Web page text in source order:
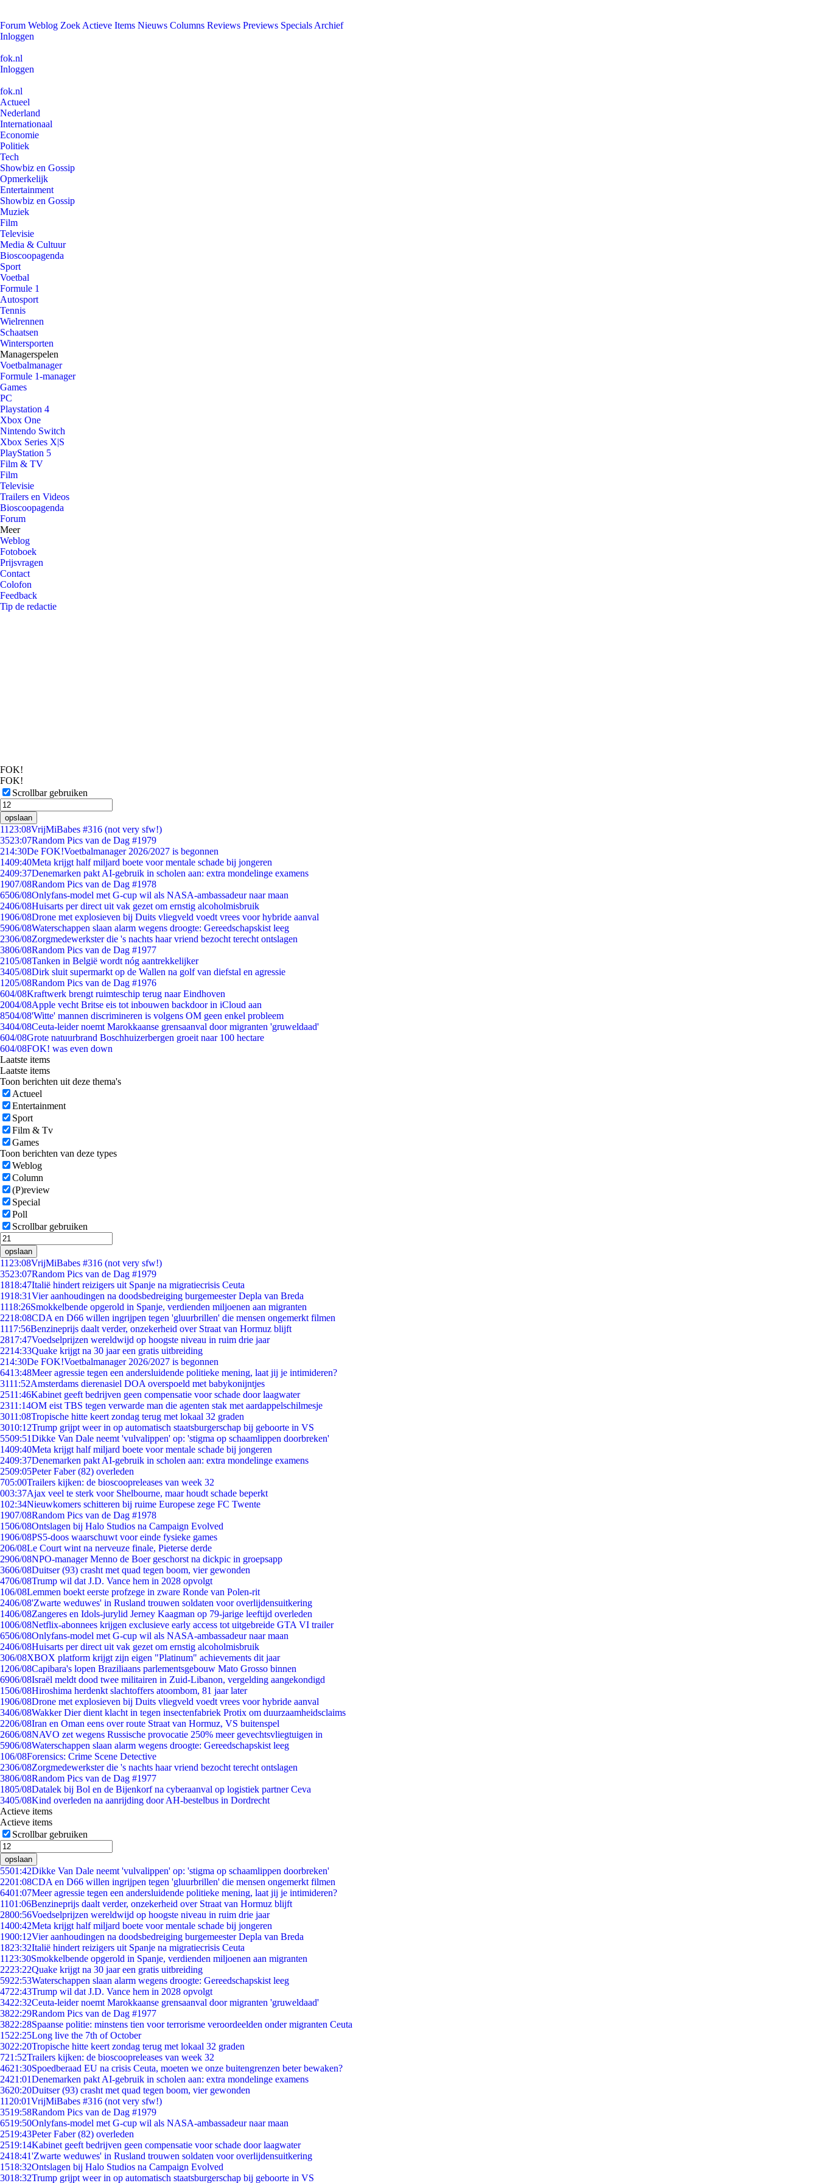
Forum Weblog Zoek Actieve Items Nieuws Columns Reviews Previews Specials Archief
Inloggen
fok.nl
Inloggen
fok.nl
Actueel
Nederland
Internationaal
Economie
Politiek
Tech
Showbiz en Gossip
Opmerkelijk
Entertainment
Showbiz en Gossip
Muziek
Film
Televisie
Media & Cultuur
Bioscoopagenda
Sport
Voetbal
Formule 1
Autosport
Tennis
Wielrennen
Schaatsen
Wintersporten
Managerspelen
Voetbalmanager
Formule 1-manager
Games
PC
Playstation 4
Xbox One
Nintendo Switch
Xbox Series X|S
PlayStation 5
Film & TV
Film
Televisie
Trailers en Videos
Bioscoopagenda
Forum
Meer
Weblog
Fotoboek
Prijsvragen
Contact
Colofon
Feedback
Tip de redactie
FOK!
FOK!
Scrollbar gebruiken
opslaan
11 23:08VrijMiBabes #316 (not very sfw!)
3523:07Random Pics van de Dag #1979
214:30De FOK!Voetbalmanager 2026/2027 is begonnen
1409:40Meta krijgt half miljard boete voor mentale schade bij jongeren
2409:37Denemarken pakt AI-gebruik in scholen aan: extra mondelinge examens
1907/08Random Pics van de Dag #1978
6506/08Onlyfans-model met G-cup wil als NASA-ambassadeur naar maan
2406/08Huisarts per direct uit vak gezet om ernstig alcoholmisbruik
1906/08Drone met explosieven bij Duits vliegveld voedt vrees voor hybride aanval
5906/08Waterschappen slaan alarm wegens droogte: Gereedschapskist leeg
2306/08Zorgmedewerkster die 's nachts haar vriend bezocht terecht ontslagen
3806/08Random Pics van de Dag #1977
2105/08Tanken in België wordt nóg aantrekkelijker
3405/08Dirk sluit supermarkt op de Wallen na golf van diefstal en agressie
1205/08Random Pics van de Dag #1976
604/08Kraftwerk brengt ruimteschip terug naar Eindhoven
2004/08Apple vecht Britse eis tot inbouwen backdoor in iCloud aan
8504/08'Witte' mannen discrimineren is volgens OM geen enkel probleem
3404/08Ceuta-leider noemt Marokkaanse grensaanval door migranten 'gruweldaad'
604/08Grote natuurbrand Boschhuizerbergen groeit naar 100 hectare
604/08FOK! was even down
Laatste items
Laatste items
Toon berichten uit deze thema's
Actueel
Entertainment
Sport
Film & Tv
Games
Toon berichten van deze types
Weblog
Column
(P)review
Special
Poll
Scrollbar gebruiken
opslaan
11 23:08VrijMiBabes #316 (not very sfw!)
3523:07Random Pics van de Dag #1979
1818:47Italië hindert reizigers uit Spanje na migratiecrisis Ceuta
1918:31Vier aanhoudingen na doodsbedreiging burgemeester Depla van Breda
1118:26Smokkelbende opgerold in Spanje, verdienden miljoenen aan migranten
2218:08CDA en D66 willen ingrijpen tegen 'gluurbrillen' die mensen ongemerkt filmen
1117:56Benzineprijs daalt verder, onzekerheid over Straat van Hormuz blijft
2817:47Voedselprijzen wereldwijd op hoogste niveau in ruim drie jaar
2214:33Quake krijgt na 30 jaar een gratis uitbreiding
214:30De FOK!Voetbalmanager 2026/2027 is begonnen
6413:48Meer agressie tegen een andersluidende politieke mening, laat jij je intimideren?
3111:52Amsterdams dierenasiel DOA overspoeld met babykonijntjes
2511:46Kabinet geeft bedrijven geen compensatie voor schade door laagwater
2311:14OM eist TBS tegen verwarde man die agenten stak met aardappelschilmesje
3011:08Tropische hitte keert zondag terug met lokaal 32 graden
3010:12Trump grijpt weer in op automatisch staatsburgerschap bij geboorte in VS
5509:51Dikke Van Dale neemt 'vulvalippen' op: 'stigma op schaamlippen doorbreken'
1409:40Meta krijgt half miljard boete voor mentale schade bij jongeren
2409:37Denemarken pakt AI-gebruik in scholen aan: extra mondelinge examens
2509:05Peter Faber (82) overleden
705:00Trailers kijken: de bioscoopreleases van week 32
003:37Ajax veel te sterk voor Shelbourne, maar houdt schade beperkt
102:34Nieuwkomers schitteren bij ruime Europese zege FC Twente
1907/08Random Pics van de Dag #1978
1506/08Ontslagen bij Halo Studios na Campaign Evolved
1906/08PS5-doos waarschuwt voor einde fysieke games
206/08Le Court wint na nerveuze finale, Pieterse derde
2906/08NPO-manager Menno de Boer geschorst na dickpic in groepsapp
3606/08Duitser (93) crasht met quad tegen boom, vier gewonden
4706/08Trump wil dat J.D. Vance hem in 2028 opvolgt
106/08Lemmen boekt eerste profzege in zware Ronde van Polen-rit
2406/08'Zwarte weduwes' in Rusland trouwen soldaten voor overlijdensuitkering
1406/08Zangeres en Idols-jurylid Jerney Kaagman op 79-jarige leeftijd overleden
1006/08Netflix-abonnees krijgen exclusieve early access tot uitgebreide GTA VI trailer
6506/08Onlyfans-model met G-cup wil als NASA-ambassadeur naar maan
2406/08Huisarts per direct uit vak gezet om ernstig alcoholmisbruik
306/08XBOX platform krijgt zijn eigen "Platinum" achievements dit jaar
1206/08Capibara's lopen Braziliaans parlementsgebouw Mato Grosso binnen
6906/08Israël meldt dood twee militairen in Zuid-Libanon, vergelding aangekondigd
1506/08Hiroshima herdenkt slachtoffers atoombom, 81 jaar later
1906/08Drone met explosieven bij Duits vliegveld voedt vrees voor hybride aanval
3406/08Wakker Dier dient klacht in tegen insectenfabriek Protix om duurzaamheidsclaims
2206/08Iran en Oman eens over route Straat van Hormuz, VS buitenspel
2606/08NAVO zet wegens Russische provocatie 250% meer gevechtsvliegtuigen in
5906/08Waterschappen slaan alarm wegens droogte: Gereedschapskist leeg
106/08Forensics: Crime Scene Detective
2306/08Zorgmedewerkster die 's nachts haar vriend bezocht terecht ontslagen
3806/08Random Pics van de Dag #1977
1805/08Datalek bij Bol en de Bijenkorf na cyberaanval op logistiek partner Ceva
3405/08Kind overleden na aanrijding door AH-bestelbus in Dordrecht
Actieve items
Actieve items
Scrollbar gebruiken
opslaan
5501:42Dikke Van Dale neemt 'vulvalippen' op: 'stigma op schaamlippen doorbreken'
2201:08CDA en D66 willen ingrijpen tegen 'gluurbrillen' die mensen ongemerkt filmen
6401:07Meer agressie tegen een andersluidende politieke mening, laat jij je intimideren?
1101:06Benzineprijs daalt verder, onzekerheid over Straat van Hormuz blijft
2800:56Voedselprijzen wereldwijd op hoogste niveau in ruim drie jaar
1400:42Meta krijgt half miljard boete voor mentale schade bij jongeren
1900:12Vier aanhoudingen na doodsbedreiging burgemeester Depla van Breda
1823:32Italië hindert reizigers uit Spanje na migratiecrisis Ceuta
11 23:30Smokkelbende opgerold in Spanje, verdienden miljoenen aan migranten
2223:22Quake krijgt na 30 jaar een gratis uitbreiding
5922:53Waterschappen slaan alarm wegens droogte: Gereedschapskist leeg
4722:43Trump wil dat J.D. Vance hem in 2028 opvolgt
3422:32Ceuta-leider noemt Marokkaanse grensaanval door migranten 'gruweldaad'
3822:29Random Pics van de Dag #1977
3822:28Spaanse politie: minstens tien voor terrorisme veroordeelden onder migranten Ceuta
1522:25Long live the 7th of October
3022:20Tropische hitte keert zondag terug met lokaal 32 graden
721:52Trailers kijken: de bioscoopreleases van week 32
4621:30Spoedberaad EU na crisis Ceuta, moeten we onze buitengrenzen beter bewaken?
2421:01Denemarken pakt AI-gebruik in scholen aan: extra mondelinge examens
3620:20Duitser (93) crasht met quad tegen boom, vier gewonden
11 20:01VrijMiBabes #316 (not very sfw!)
3519:58Random Pics van de Dag #1979
6519:50Onlyfans-model met G-cup wil als NASA-ambassadeur naar maan
2519:43Peter Faber (82) overleden
2519:14Kabinet geeft bedrijven geen compensatie voor schade door laagwater
2418:41'Zwarte weduwes' in Rusland trouwen soldaten voor overlijdensuitkering
1518:32Ontslagen bij Halo Studios na Campaign Evolved
3018:32Trump grijpt weer in op automatisch staatsburgerschap bij geboorte in VS